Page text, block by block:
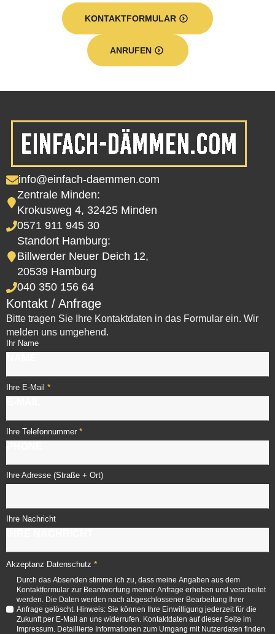
KONTAKTFORMULAR
ANRUFEN
info@einfach-daemmen.com
Zentrale Minden:
Krokusweg 4, 32425 Minden
0571 911 945 30
Standort Hamburg:
Billwerder Neuer Deich 12,
20539 Hamburg
040 350 156 64
Kontakt / Anfrage
Bitte tragen Sie Ihre Kontaktdaten in das Formular ein. Wir
melden uns umgehend.
Ihr Name
Ihre E-Mail *
Ihre Telefonnummer *
Ihre Adresse (Straße + Ort)
Ihre Nachricht
Akzeptanz Datenschutz *
Durch das Absenden stimme ich zu, dass meine Angaben aus dem
Kontaktformular zur Beantwortung meiner Anfrage erhoben und verarbeitet
werden. Die Daten werden nach abgeschlossener Bearbeitung Ihrer
Anfrage gelöscht. Hinweis: Sie können Ihre Einwilligung jederzeit für die
Zukunft per E-Mail an uns widerrufen. Kontaktdaten auf dieser Seite im
Impressum. Detaillierte Informationen zum Umgang mit Nutzerdaten finden